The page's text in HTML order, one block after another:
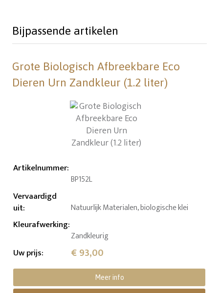
Bijpassende artikelen
Grote Biologisch Afbreekbare Eco
Dieren Urn Zandkleur (1.2 liter)
Artikelnummer:
BP152L
Vervaardigd
uit: Natuurlijk Materialen, biologische klei
Kleurafwerking:
Zandkleurig
Uw prijs: € 93,00
Meer info